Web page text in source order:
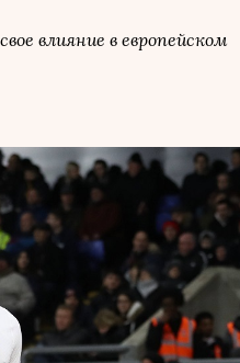
влияние в европейском